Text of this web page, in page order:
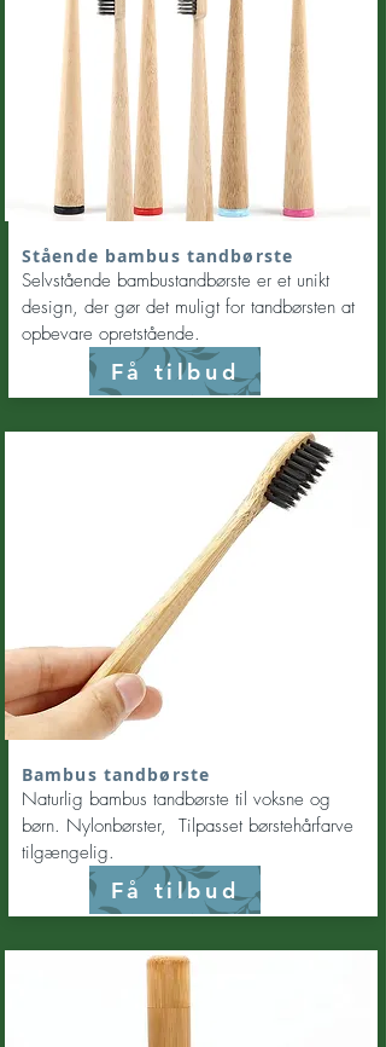
Stående bambus tandbørste
Selvstående bambustandbørste er et unikt
design, der gør det muligt for tandbørsten at
opbevare opretstående.
Få tilbud
Bambus tandbørste
Naturlig bambus tandbørste til voksne og
børn. Nylonbørster, Tilpasset børstehårfarve
tilgængelig.
Få tilbud